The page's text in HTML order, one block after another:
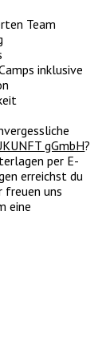
Team
inklusive
gGmbH?
per E-
erreichst du
uns
eine